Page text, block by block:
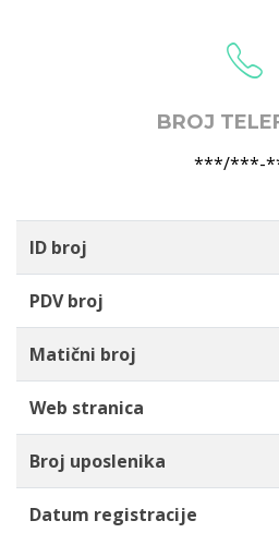
BROJ
***/***-
ID broj
PDV broj
Matični broj
Web stranica
Broj uposlenika
Datum registracije